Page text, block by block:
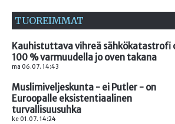
TUOREIMMAT
Kauhistuttava vihreä sähkökatastrofi
100 % varmuudella jo oven takana
ma 06.07. 14:43
Muslimiveljeskunta - ei Putler - on
Euroopalle eksistentiaalinen
turvallisuusuhka
ke 01.07. 14:24